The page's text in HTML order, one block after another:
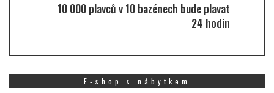
10 000 plavců v 10 bazénech bude plavat
24 hodin
E-shop s nábytkem